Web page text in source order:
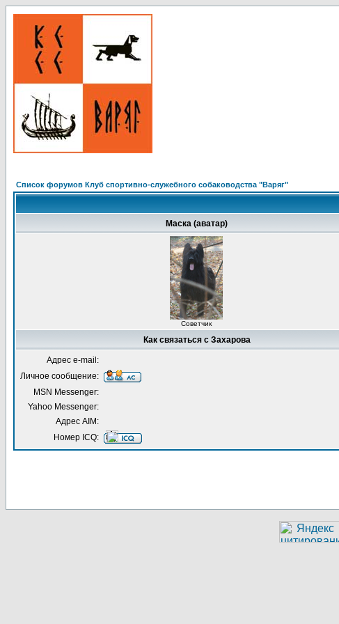
Список форумов Клуб спортивно-служебного собаководства "Варяг"
Маска (аватар)
Советчик
Как связаться с Захарова
Адрес e-mail:
Личное сообщение:
MSN Messenger:
Yahoo Messenger:
Адрес AIM:
Номер ICQ: